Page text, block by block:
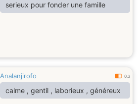
serieux pour fonder une famille
Analanjirofo 0.3
calme , gentil , laborieux , généreux